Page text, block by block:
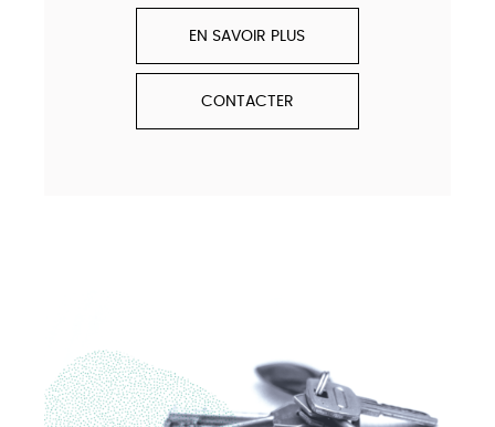
EN SAVOIR PLUS
CONTACTER